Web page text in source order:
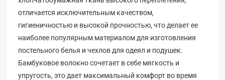
отличается исключительным качеством,
гигиеничностью и высокой прочностью, что делает ее
наиболее популярным материалом для изготовления
постельного белья и чехлов для одеял и подушек.
Бамбуковое волокно сочетает в себе мягкость и
упругость, это дает максимальный комфорт во время